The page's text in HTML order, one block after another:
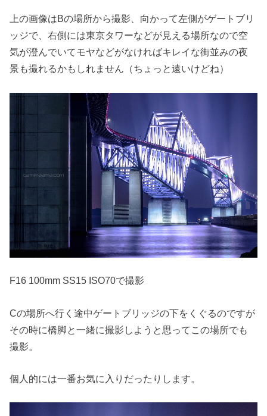
上の画像はBの場所から撮影、向かって左側がゲートブリ
ッジで、右側には東京タワーなどが見える場所なので空
気が澄んでいてモヤなどがなければキレイな街並みの夜
景も撮れるかもしれません（ちょっと遠いけどね）
F16 100mm SS15 ISO70で撮影
Cの場所へ行く途中ゲートブリッジの下をくぐるのですが
その時に橋脚と一緒に撮影しようと思ってこの場所でも
撮影。
個人的には一番お気に入りだったりします。